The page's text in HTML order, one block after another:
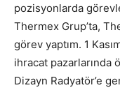
pozisyonlarda
Thermex Grup’ta,
görev yaptım. 1
ihracat pazarlarında
Dizayn Radyatör’e